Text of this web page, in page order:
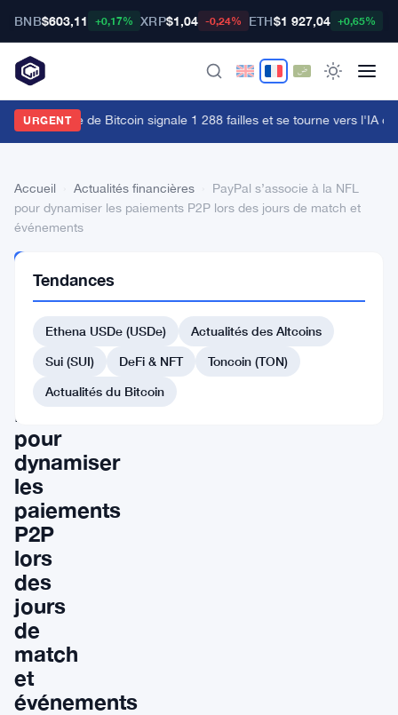
BNB$603,11 +0,17% XRP$1,04 -0,24% ETH$1 927,04 +0,65%
URGENT
rouge de Bitcoin signale 1 288 failles et se tourne vers l'IA
Accueil Actualités financières
PayPal s’associe à la NFL
pour dynamiser les paiements P2P lors des jours de match et
événements
FINANCIÈRES
s’associe
NFL
pour
dynamiser
les
paiements
P2P
lors
des
jours
de
match
et
événements
Tendances
Ethena USDe (USDe)
Actualités des Altcoins
Sui (SUI)
DeFi & NFT
Toncoin (TON)
Actualités du Bitcoin